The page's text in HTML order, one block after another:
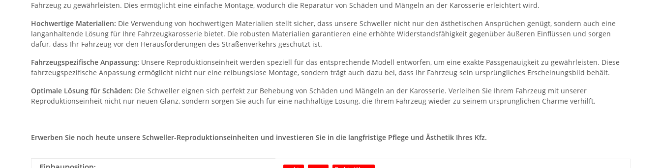
Fahrzeug zu gewährleisten. Dies ermöglicht eine einfache Montage, wodurch die Reparatur von Schäden und Mängeln an der Karosserie erleichtert wird.
Hochwertige Materialien: Die Verwendung von hochwertigen Materialien stellt sicher, dass unsere Schweller nicht nur den ästhetischen Ansprüchen genügt, sondern auch eine
langanhaltende Lösung für Ihre Fahrzeugkarosserie bietet. Die robusten Materialien garantieren eine erhöhte Widerstandsfähigkeit gegenüber äußeren Einflüssen und sorgen
dafür, dass Ihr Fahrzeug vor den Herausforderungen des Straßenverkehrs geschützt ist.
Fahrzeugspezifische Anpassung: Unsere Reproduktionseinheit werden speziell für das entsprechende Modell entworfen, um eine exakte Passgenauigkeit zu gewährleisten. Diese
fahrzeugspezifische Anpassung ermöglicht nicht nur eine reibungslose Montage, sondern trägt auch dazu bei, dass Ihr Fahrzeug sein ursprüngliches Erscheinungsbild behält.
Optimale Lösung für Schäden: Die Schweller eignen sich perfekt zur Behebung von Schäden und Mängeln an der Karosserie. Verleihen Sie Ihrem Fahrzeug mit unserer
Reproduktionseinheit nicht nur neuen Glanz, sondern sorgen Sie auch für eine nachhaltige Lösung, die Ihrem Fahrzeug wieder zu seinem ursprünglichen Charme verhilft.
Erwerben Sie noch heute unsere Schweller-Reproduktionseinheiten und investieren Sie in die langfristige Pflege und Ästhetik Ihres Kfz.